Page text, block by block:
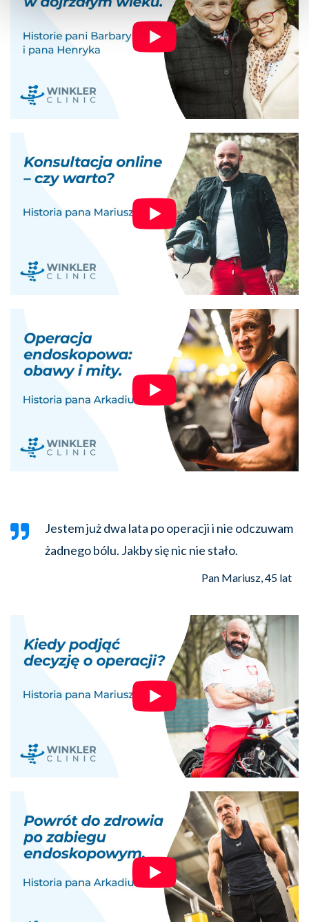
Jestem już dwa lata po operacji i nie odczuwam
żadnego bólu. Jakby się nic nie stało.
Pan Mariusz, 45 lat